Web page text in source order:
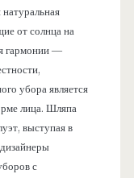
от солнца на
гармонии —
убора является
лица. Шляпа
выступая в
с